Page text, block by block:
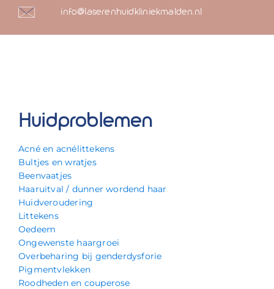
info@laserenhuidkliniekmalden.nl
Huidproblemen
Acné en acnélittekens
Bultjes en wratjes
Beenvaatjes
Haaruitval / dunner wordend haar
Huidveroudering
Littekens
Oedeem
Ongewenste haargroei
Overbeharing bij genderdysforie
Pigmentvlekken
Roodheden en couperose